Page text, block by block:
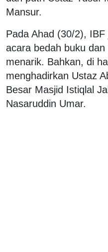
Mansur.
Pada Ahad (30/2),
acara bedah buku
menarik. Bahkan, di
menghadirkan Ustaz
Besar Masjid Istiqlal
Nasaruddin Umar.